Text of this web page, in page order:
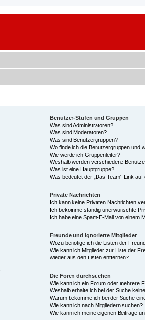
Benutzer-Stufen und Gruppen
Was sind Administratoren?
Was sind Moderatoren?
Was sind Benutzergruppen?
Wo finde ich die Benutzergruppen und
Wie werde ich Gruppenleiter?
Weshalb werden verschiedene
Was ist eine Hauptgruppe?
Was bedeutet der „Das Team“-Link auf
Private Nachrichten
Ich kann keine Privaten Nachrichten
Ich bekomme ständig unerwünschte
Ich habe eine Spam-E-Mail von einem
Freunde und ignorierte Mitglieder
Wozu benötige ich die Listen der
Wie kann ich Mitglieder zur Liste der
wieder aus den Listen entfernen?
Die Foren durchsuchen
Wie kann ich ein Forum oder mehrere
Weshalb erhalte ich bei der Suche
Warum bekomme ich bei der Suche
Wie kann ich nach Mitgliedern suchen?
Wie kann ich meine eigenen Beiträge